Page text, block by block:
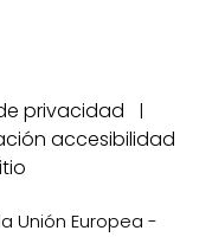
privacidad |
accesibilidad
Unión Europea -